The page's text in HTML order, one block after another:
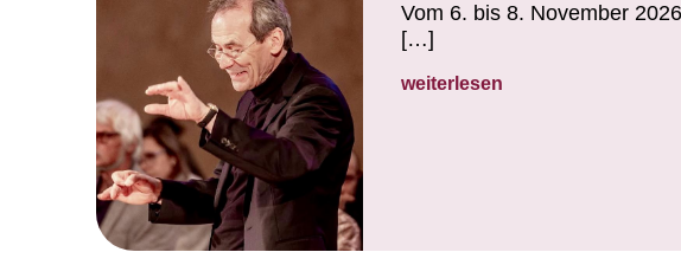
Vom 6. bis 8. November
[…]
weiterlesen